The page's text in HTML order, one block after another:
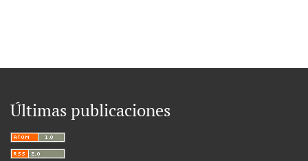
Últimas publicaciones